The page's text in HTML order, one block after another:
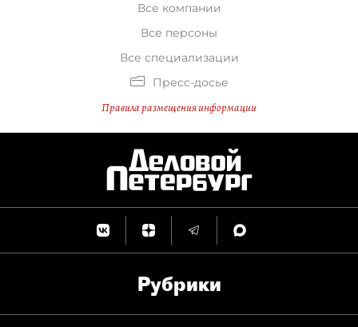
Все компании
Все персоны
Все специализации
Пресс-досье
Правила размещения информации
Рубрики